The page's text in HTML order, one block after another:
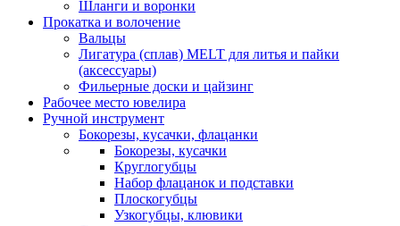
Шланги и воронки
Прокатка и волочение
Вальцы
Лигатура (сплав) MELT для литья и пайки
(аксессуары)
Фильерные доски и цайзинг
Рабочее место ювелира
Ручной инструмент
Бокорезы, кусачки, флацанки
Бокорезы, кусачки
Круглогубцы
Набор флацанок и подставки
Плоскогубцы
Узкогубцы, клювики